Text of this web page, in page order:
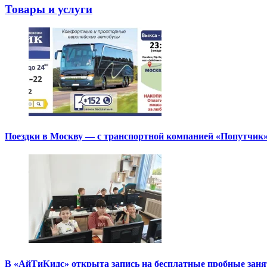
Товары и услуги
Поездки в Москву — с транспортной компанией «Попутчик»
В «АйТиКидс» открыта запись на бесплатные пробные